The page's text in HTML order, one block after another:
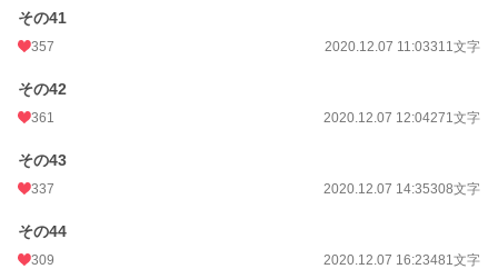
その41
357 2020.12.07 11:03311文字
その42
361 2020.12.07 12:04271文字
その43
337 2020.12.07 14:35308文字
その44
309 2020.12.07 16:23481文字